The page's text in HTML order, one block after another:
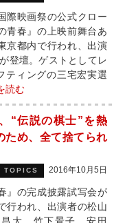
際映画祭の公式クロー
青春』の上映前舞台あ
京都内で行われ、出演
登壇。ゲストとしてレ
ティングの三宅宏実選
読む
“伝説の棋士”を熱
め、全て捨てられ
TOPICS 2016年10月5日
』の完成披露試写会が
行われ、出演者の松山